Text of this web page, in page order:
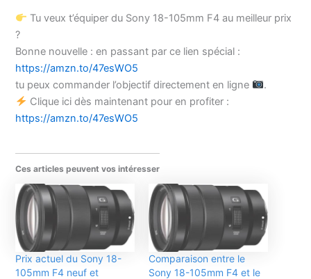
Tu veux t’équiper du Sony 18-105mm F4 au meilleur prix
?
Bonne nouvelle : en passant par ce lien spécial :
https://amzn.to/47esWO5
tu peux commander l’objectif directement en ligne
.
Clique ici dès maintenant pour en profiter :
https://amzn.to/47esWO5
Ces articles peuvent vos intéresser
Prix actuel du Sony 18-
105mm F4 neuf et
Comparaison entre le
Sony 18-105mm F4 et le